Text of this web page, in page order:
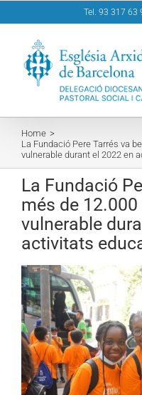
to
Tel. 93 317 63
Home
La Fundació Pere Tarrés va
vulnerable durant el 2022 en
La Fundació
més de
vulnerable
activitats
View
Larger
Image